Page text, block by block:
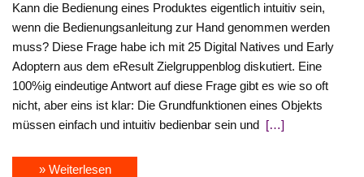
Kann die Bedienung eines Produktes eigentlich intuitiv sein,
wenn die Bedienungsanleitung zur Hand genommen werden
muss? Diese Frage habe ich mit 25 Digital Natives und Early
Adoptern aus dem eResult Zielgruppenblog diskutiert. Eine
100%ig eindeutige Antwort auf diese Frage gibt es wie so oft
nicht, aber eins ist klar: Die Grundfunktionen eines Objekts
müssen einfach und intuitiv bedienbar sein und […]
» Weiterlesen